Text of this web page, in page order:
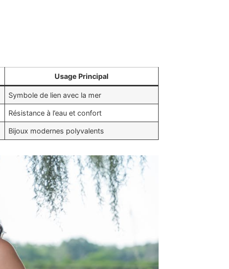
Usage Principal
Symbole de lien avec la mer
Résistance à l’eau et confort
Bijoux modernes polyvalents